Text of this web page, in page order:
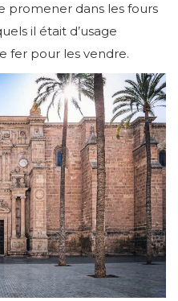
promener dans les fours
il était d’usage
fer pour les vendre.